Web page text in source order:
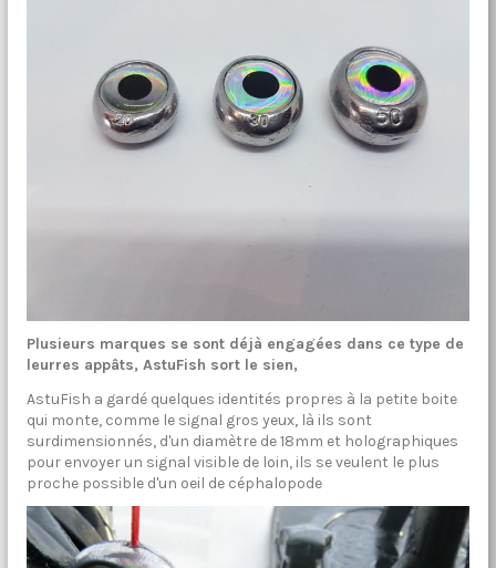
Plusieurs marques se sont déjà engagées dans ce type de
leurres appâts, AstuFish sort le sien,
AstuFish a gardé quelques identités propres à la petite boite
qui monte, comme le signal gros yeux, là ils sont
surdimensionnés, d'un diamètre de 18mm et holographiques
pour envoyer un signal visible de loin, ils se veulent le plus
proche possible d'un oeil de céphalopode